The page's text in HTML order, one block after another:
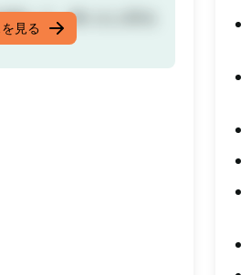
して、彼らを上回る
見る